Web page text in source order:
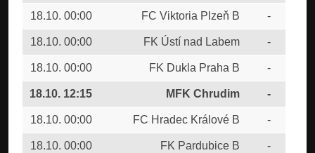
18.10. 00:00 FC Viktoria Plzeň B -
18.10. 00:00 FK Ústí nad Labem -
18.10. 00:00 FK Dukla Praha B -
18.10. 12:15 MFK Chrudim -
18.10. 00:00 FC Hradec Králové B -
18.10. 00:00 FK Pardubice B -